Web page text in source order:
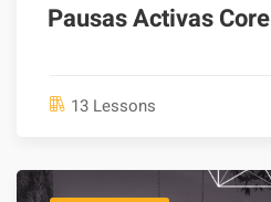
Pausas Activas Core
13 Lessons